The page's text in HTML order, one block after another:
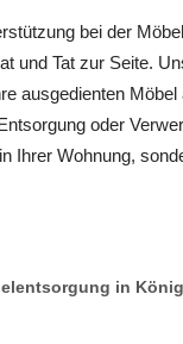
bei der
und Tat zur Seite.
ausgedienten
oder
Ihrer Wohnung,
in